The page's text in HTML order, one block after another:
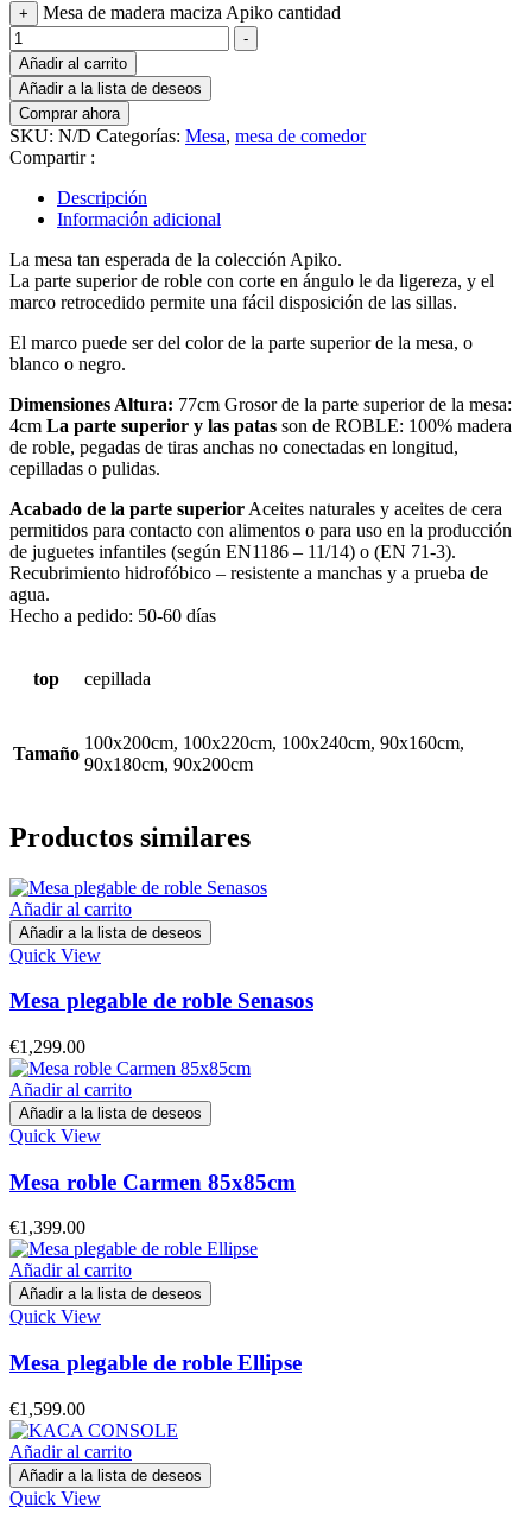
+ Mesa de madera maciza Apiko cantidad
-
Añadir al carrito
Añadir a la lista de deseos
Comprar ahora
SKU: N/D Categorías: Mesa, mesa de comedor
Compartir :
Descripción
Información adicional
La mesa tan esperada de la colección Apiko.
La parte superior de roble con corte en ángulo le da ligereza, y el
marco retrocedido permite una fácil disposición de las sillas.
El marco puede ser del color de la parte superior de la mesa, o
blanco o negro.
Dimensiones Altura: 77cm Grosor de la parte superior de la mesa:
4cm La parte superior y las patas son de ROBLE: 100% madera
de roble, pegadas de tiras anchas no conectadas en longitud,
cepilladas o pulidas.
Acabado de la parte superior Aceites naturales y aceites de cera
permitidos para contacto con alimentos o para uso en la producción
de juguetes infantiles (según EN1186 – 11/14) o (EN 71-3).
Recubrimiento hidrofóbico – resistente a manchas y a prueba de
agua.
Hecho a pedido: 50-60 días
top cepillada
Tamaño
100x200cm, 100x220cm, 100x240cm, 90x160cm,
90x180cm, 90x200cm
Productos similares
Añadir al carrito
Añadir a la lista de deseos
Quick View
Mesa plegable de roble Senasos
€1,299.00
Añadir al carrito
Añadir a la lista de deseos
Quick View
Mesa roble Carmen 85x85cm
€1,399.00
Añadir al carrito
Añadir a la lista de deseos
Quick View
Mesa plegable de roble Ellipse
€1,599.00
Añadir al carrito
Añadir a la lista de deseos
Quick View